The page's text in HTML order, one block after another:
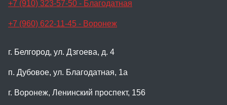
+7 (910) 323-57-50 - Благодатная
+7 (960) 622-11-45 - Воронеж
г. Белгород, ул. Дзгоева, д. 4
п. Дубовое, ул. Благодатная, 1а
г. Воронеж, Ленинский проспект, 156